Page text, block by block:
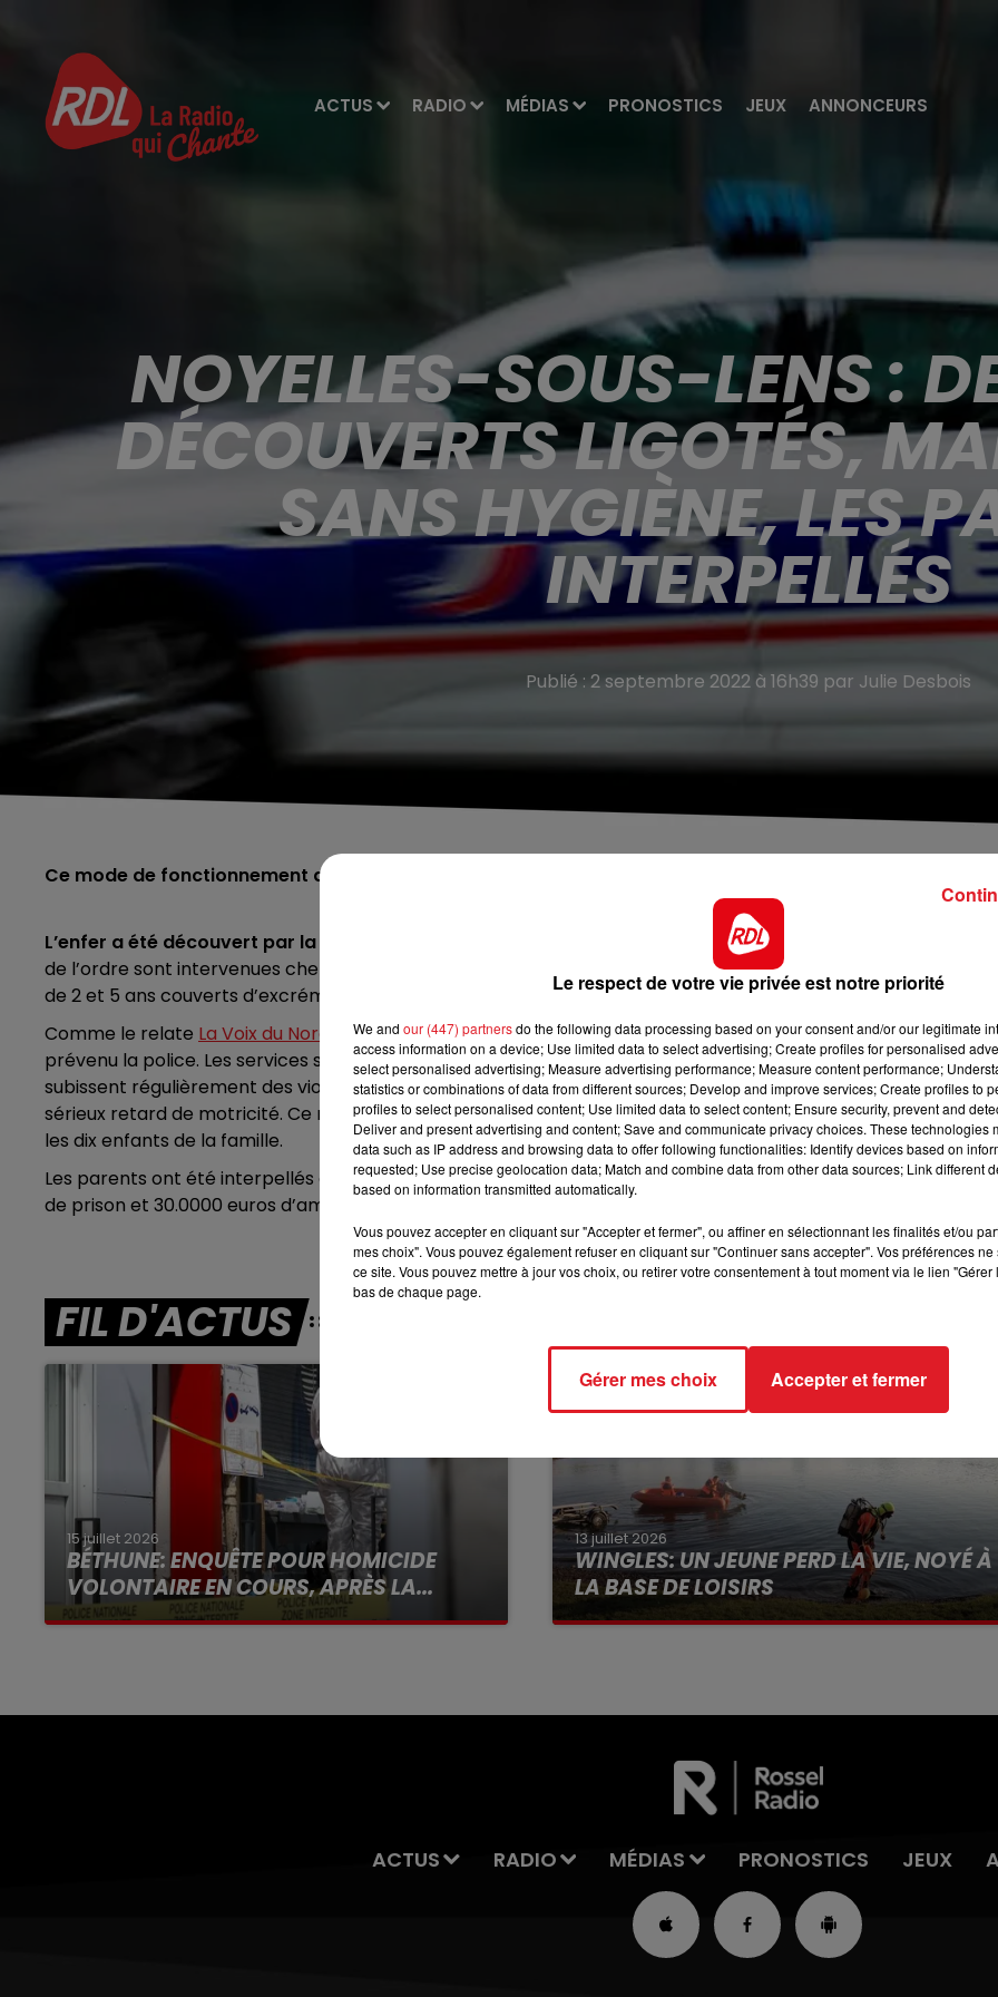
ACTUS RADIO MÉDIAS PRONOSTICS JEUX ANNONCEURS
DEBOUT C'EST L'HEURE RDL & VOUS
NOYELLES-SOUS-LENS :
DÉCOUVERTS LIGOTÉS,
SANS HYGIÈNE, LES
INTERPELLÉS
Publié : 2 septembre 2022 à 16h39 par Julie Desbois
Ce mode de fonctionnement aurait duré des années. On dénombre dix victimes
L’enfer a été découvert par la police dans un logement de Noyelles-sous-Lens cette semaine.
de l’ordre sont intervenues chez un couple ce mardi 30 août. Sur place, le choc : ils ont découvert deux enfants
de 2 et 5 ans couverts d’excréments et ligotés à des chaises hautes.
Comme le relate La Voix du Nord
, l’enquête a démarré lorsque le grand frère de la famille, âgé de 24 ans, a
prévenu la police. Les services sociaux ont alors été saisis. Le constat est sans appel : les enfants maltraités
subissent régulièrement des violences et ne vont que rarement à l’école.Le bébé de deux ans accuse un
sérieux retard de motricité. Ce mode de fonctionnement aurait duré des années. On dénombre dix victimes,
les dix enfants de la famille.
Les parents ont été interpellés et placés sous contrôle judiciaire en attendant leur procès. Ils risquent deux
de prison et 30.0000 euros d’amende. Les enfants ont été placés.
FIL D'ACTUS
15 juillet 2026
BÉTHUNE: ENQUÊTE POUR HOMICIDE
VOLONTAIRE EN COURS, APRÈS LA...
Selon les premiers éléments, le logement
13 juillet 2026
WINGLES: UN JEUNE PERD LA VIE, NOYÉ À
LA BASE DE LOISIRS
La victime a coulé à pic
ACTUS RADIO MÉDIAS PRONOSTICS JEUX
Le respect de votre vie privée est notre priorité
We and our (447) partnersdo the following data processing based on your consent and/or our legitimate
access information on a device; Use limited data to select advertising; Create profiles for personalised
select personalised advertising; Measure advertising performance; Measure content performance;
statistics or combinations of data from different sources; Develop and improve services; Create profiles to
profiles to select personalised content; Use limited data to select content; Ensure security, prevent and
Deliver and present advertising and content; Save and communicate privacy choices. These technologies
data such as IP address and browsing data to offer following functionalities: Identify devices based on
requested; Use precise geolocation data; Match and combine data from other data sources; Link different
based on information transmitted automatically.
Vous pouvez accepter en cliquant sur "Accepter et fermer", ou affiner en sélectionnant les finalités et/ou
mes choix". Vous pouvez également refuser en cliquant sur "Continuer sans accepter". Vos préférences
ce site. Vous pouvez mettre à jour vos choix, ou retirer votre consentement à tout moment via le lien
bas de chaque page.
Gérer mes choix Accepter et fermer